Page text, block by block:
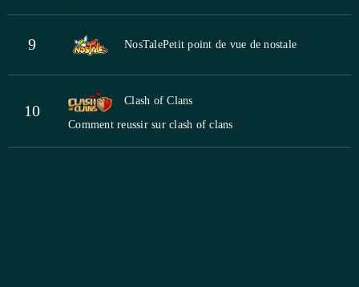
9 NosTalePetit point de vue de nostale
10
Clash of Clans
Comment reussir sur clash of clans